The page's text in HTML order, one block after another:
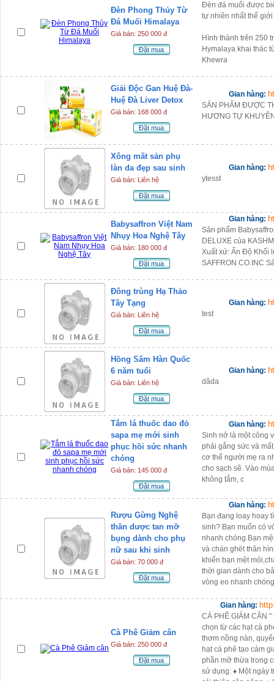
Đèn Phong Thủy Từ
Đá Muối Himalaya
Giá bán: 250 000 đ
Đặt mua
Đèn đá muối được
tự nhiên nhất thế giới
Hình thành trên 250
Hymalaya khai thác
Khewra
Giải Độc Gan Huệ Đà-
Huệ Đà Liver Detox
Giá bán: 168 000 đ
Đặt mua
Gian hàng:
SẢN PHẨM ĐƯỢC
HƯƠNG TỰ
Xông măt sản phụ
làn da đẹp sau sinh
Giá bán: Liên hệ
Đặt mua
Gian hàng:
ytesst
Babysaffron Việt Nam
Nhụy Hoa Nghệ Tây
Giá bán: 180 000 đ
Đặt mua
Gian hàng:
Sản phẩm
DELUXE của
Xuất xứ: Ấn Độ Khối
SAFFRON CO.INC
Đông trùng Hạ Thảo
Tây Tạng
Giá bán: Liên hệ
Đặt mua
Gian hàng:
test
Hồng Sâm Hàn Quốc
6 năm tuổi
Giá bán: Liên hệ
Đặt mua
Gian hàng:
dâda
Tắm lá thuốc dao đỏ
sapa mẹ mới sinh
phục hồi sức nhanh
chóng
Giá bán: 145 000 đ
Đặt mua
Gian hàng:
Sinh nở là một công
phải gắng sức và
cơ thể người mẹ ra
cho sạch sẽ. Vào
không tắm, c
Rượu Gừng Nghệ
thần dược tan mỡ
bụng dành cho phụ
nữ sau khi sinh
Giá bán: 70 000 đ
Đặt mua
Gian hàng:
Bạn đang loay hoay
sinh? Bạn muốn có
nhanh chóng.Bạn
và chán ghét thân
khiến bạn mệt
thời gian dành cho
vòng eo nhanh
Cà Phê Giảm cân
Giá bán: 250 000 đ
Đặt mua
Gian hàng:
CÀ PHÊ GIẢM CÂN
chọn từ các hạt cà
thơm nồng nàn,
hạt cà phê tạo cảm
phần mỡ thừa trong
sử dụng: ♦ Một ngày